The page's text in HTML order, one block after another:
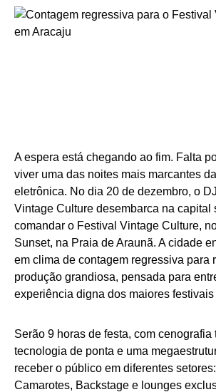
A espera está chegando ao fim. Falta
viver uma das noites mais marcantes
eletrônica. No dia 20 de dezembro, o
Vintage Culture desembarca na capital
comandar o Festival Vintage Culture,
Sunset, na Praia de Araunã. A cidade
em clima de contagem regressiva para
produção grandiosa, pensada para
experiência digna dos maiores festivais
Serão 9 horas de festa, com cenografia
tecnologia de ponta e uma
receber o público em diferentes
Camarotes, Backstage e lounges